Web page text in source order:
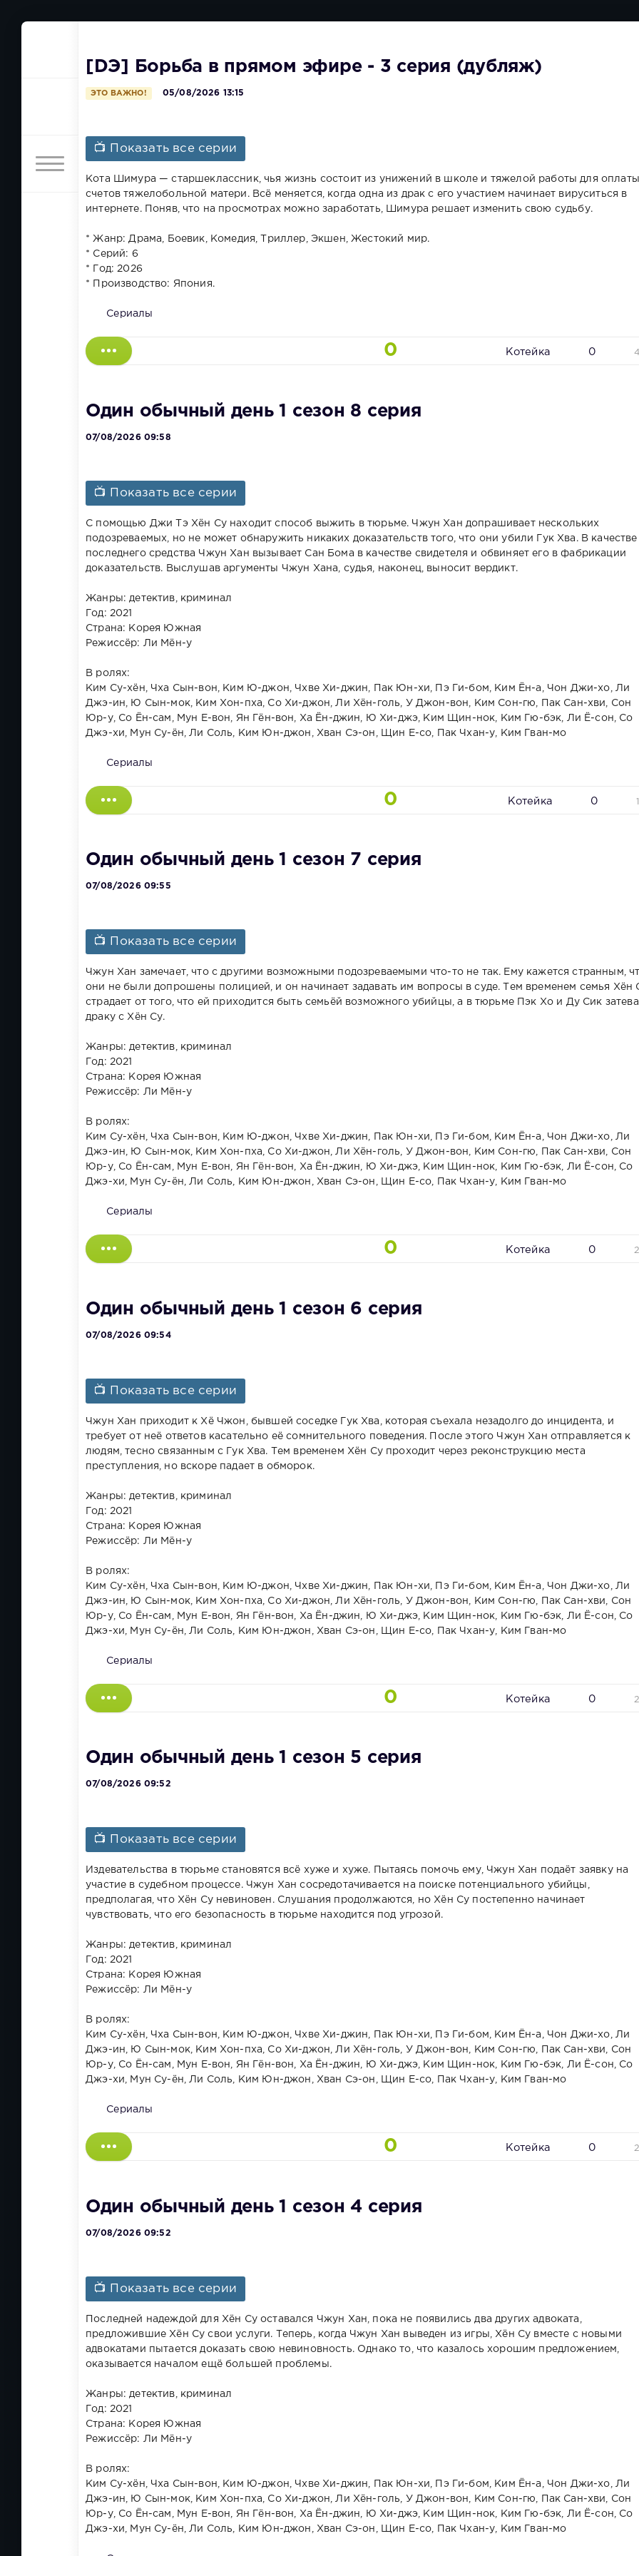
[DЭ] Борьба в прямом эфире - 3 серия (дубляж)
ЭТО ВАЖНО! 05/08/2026 13:15
📺 Показать все серии
Кота Шимура — старшеклассник, чья жизнь состоит из унижений в школе и тяжелой работы для оплаты
счетов тяжелобольной матери. Всё меняется, когда одна из драк с его участием начинает вируситься в
интернете. Поняв, что на просмотрах можно заработать, Шимура решает изменить свою судьбу.
* Жанр: Драма, Боевик, Комедия, Триллер, Экшен, Жестокий мир.
* Серий: 6
* Год: 2026
* Производство: Япония.
Сериалы
0 Котейка 0
Один обычный день 1 сезон 8 серия
07/08/2026 09:58
📺 Показать все серии
С помощью Джи Тэ Хён Су находит способ выжить в тюрьме. Чжун Хан допрашивает нескольких
подозреваемых, но не может обнаружить никаких доказательств того, что они убили Гук Хва. В качестве
последнего средства Чжун Хан вызывает Сан Бома в качестве свидетеля и обвиняет его в фабрикации
доказательств. Выслушав аргументы Чжун Хана, судья, наконец, выносит вердикт.
Жанры: детектив, криминал
Год: 2021
Страна: Корея Южная
Режиссёр: Ли Мён-у
В ролях:
Ким Су-хён, Чха Сын-вон, Ким Ю-джон, Чхве Хи-джин, Пак Юн-хи, Пэ Ги-бом, Ким Ён-а, Чон Джи-хо, Ли
Джэ-ин, Ю Сын-мок, Ким Хон-пха, Со Хи-джон, Ли Хён-голь, У Джон-вон, Ким Сон-гю, Пак Сан-хви, Сон
Юр-у, Со Ён-сам, Мун Е-вон, Ян Гён-вон, Ха Ён-джин, Ю Хи-джэ, Ким Щин-нок, Ким Гю-бэк, Ли Ё-сон, Со
Джэ-хи, Мун Су-ён, Ли Соль, Ким Юн-джон, Хван Сэ-он, Щин Е-со, Пак Чхан-у, Ким Гван-мо
Сериалы
0 Котейка 0
Один обычный день 1 сезон 7 серия
07/08/2026 09:55
📺 Показать все серии
Чжун Хан замечает, что с другими возможными подозреваемыми что-то не так. Ему кажется странным,
они не были допрошены полицией, и он начинает задавать им вопросы в суде. Тем временем семья Хён
страдает от того, что ей приходится быть семьёй возможного убийцы, а в тюрьме Пэк Хо и Ду Сик
драку с Хён Су.
Жанры: детектив, криминал
Год: 2021
Страна: Корея Южная
Режиссёр: Ли Мён-у
В ролях:
Ким Су-хён, Чха Сын-вон, Ким Ю-джон, Чхве Хи-джин, Пак Юн-хи, Пэ Ги-бом, Ким Ён-а, Чон Джи-хо, Ли
Джэ-ин, Ю Сын-мок, Ким Хон-пха, Со Хи-джон, Ли Хён-голь, У Джон-вон, Ким Сон-гю, Пак Сан-хви, Сон
Юр-у, Со Ён-сам, Мун Е-вон, Ян Гён-вон, Ха Ён-джин, Ю Хи-джэ, Ким Щин-нок, Ким Гю-бэк, Ли Ё-сон, Со
Джэ-хи, Мун Су-ён, Ли Соль, Ким Юн-джон, Хван Сэ-он, Щин Е-со, Пак Чхан-у, Ким Гван-мо
Сериалы
0 Котейка 0
Один обычный день 1 сезон 6 серия
07/08/2026 09:54
📺 Показать все серии
Чжун Хан приходит к Хё Чжон, бывшей соседке Гук Хва, которая съехала незадолго до инцидента, и
требует от неё ответов касательно её сомнительного поведения. После этого Чжун Хан отправляется к
людям, тесно связанным с Гук Хва. Тем временем Хён Су проходит через реконструкцию места
преступления, но вскоре падает в обморок.
Жанры: детектив, криминал
Год: 2021
Страна: Корея Южная
Режиссёр: Ли Мён-у
В ролях:
Ким Су-хён, Чха Сын-вон, Ким Ю-джон, Чхве Хи-джин, Пак Юн-хи, Пэ Ги-бом, Ким Ён-а, Чон Джи-хо, Ли
Джэ-ин, Ю Сын-мок, Ким Хон-пха, Со Хи-джон, Ли Хён-голь, У Джон-вон, Ким Сон-гю, Пак Сан-хви, Сон
Юр-у, Со Ён-сам, Мун Е-вон, Ян Гён-вон, Ха Ён-джин, Ю Хи-джэ, Ким Щин-нок, Ким Гю-бэк, Ли Ё-сон, Со
Джэ-хи, Мун Су-ён, Ли Соль, Ким Юн-джон, Хван Сэ-он, Щин Е-со, Пак Чхан-у, Ким Гван-мо
Сериалы
0 Котейка 0
Один обычный день 1 сезон 5 серия
07/08/2026 09:52
📺 Показать все серии
Издевательства в тюрьме становятся всё хуже и хуже. Пытаясь помочь ему, Чжун Хан подаёт заявку на
участие в судебном процессе. Чжун Хан сосредотачивается на поиске потенциального убийцы,
предполагая, что Хён Су невиновен. Слушания продолжаются, но Хён Су постепенно начинает
чувствовать, что его безопасность в тюрьме находится под угрозой.
Жанры: детектив, криминал
Год: 2021
Страна: Корея Южная
Режиссёр: Ли Мён-у
В ролях:
Ким Су-хён, Чха Сын-вон, Ким Ю-джон, Чхве Хи-джин, Пак Юн-хи, Пэ Ги-бом, Ким Ён-а, Чон Джи-хо, Ли
Джэ-ин, Ю Сын-мок, Ким Хон-пха, Со Хи-джон, Ли Хён-голь, У Джон-вон, Ким Сон-гю, Пак Сан-хви, Сон
Юр-у, Со Ён-сам, Мун Е-вон, Ян Гён-вон, Ха Ён-джин, Ю Хи-джэ, Ким Щин-нок, Ким Гю-бэк, Ли Ё-сон, Со
Джэ-хи, Мун Су-ён, Ли Соль, Ким Юн-джон, Хван Сэ-он, Щин Е-со, Пак Чхан-у, Ким Гван-мо
Сериалы
0 Котейка 0
Один обычный день 1 сезон 4 серия
07/08/2026 09:52
📺 Показать все серии
Последней надеждой для Хён Су оставался Чжун Хан, пока не появились два других адвоката,
предложившие Хён Су свои услуги. Теперь, когда Чжун Хан выведен из игры, Хён Су вместе с новыми
адвокатами пытается доказать свою невиновность. Однако то, что казалось хорошим предложением,
оказывается началом ещё большей проблемы.
Жанры: детектив, криминал
Год: 2021
Страна: Корея Южная
Режиссёр: Ли Мён-у
В ролях:
Ким Су-хён, Чха Сын-вон, Ким Ю-джон, Чхве Хи-джин, Пак Юн-хи, Пэ Ги-бом, Ким Ён-а, Чон Джи-хо, Ли
Джэ-ин, Ю Сын-мок, Ким Хон-пха, Со Хи-джон, Ли Хён-голь, У Джон-вон, Ким Сон-гю, Пак Сан-хви, Сон
Юр-у, Со Ён-сам, Мун Е-вон, Ян Гён-вон, Ха Ён-джин, Ю Хи-джэ, Ким Щин-нок, Ким Гю-бэк, Ли Ё-сон, Со
Джэ-хи, Мун Су-ён, Ли Соль, Ким Юн-джон, Хван Сэ-он, Щин Е-со, Пак Чхан-у, Ким Гван-мо